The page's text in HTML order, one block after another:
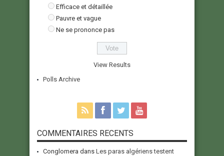
Efficace et détaillée
Pauvre et vague
Ne se prononce pas
View Results
Polls Archive
COMMENTAIRES RECENTS
Conglomera dans Les paras algériens testent